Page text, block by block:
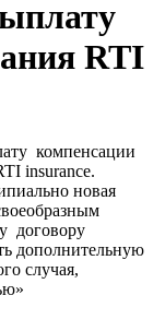
RTI
компенсации
insurance.
новая
договору
дополнительную
случая,